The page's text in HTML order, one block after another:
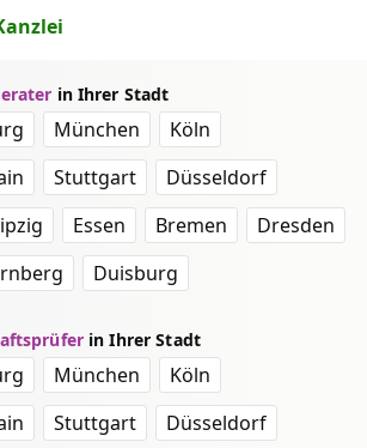
in Ihrer Stadt
München
Köln
Stuttgart
Düsseldorf
Essen Bremen
Dresden
Duisburg
in Ihrer Stadt
München
Köln
Stuttgart
Düsseldorf